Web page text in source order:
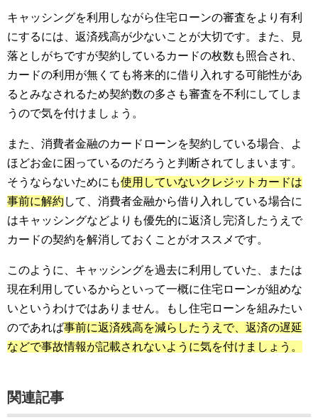
キャッシングを利用しながら住宅ローンの審査をより有利
にするには、返済残高が少ないことが大切です。また、見
落としがちですが契約しているカードの枚数も照合され、
カードの利用が無くても将来的に借り入れする可能性があ
るとみなされるため契約数の多さも審査を不利にしてしま
うので気を付けましょう。
また、消費者金融のカードローンを契約している場合、よ
ほどお金に困っているのだろうと判断されてしまいます。
そうならないためにも使用していないクレジットカードは
事前に解約 して、消費者金融から借り入れしている場合に
はキャッシングなどよりも優先的に返済し完済したうえで
カードの契約を解消しておくことがオススメです。
このように、キャッシングを過去に利用していた、または
現在利用しているからといって一概に住宅ローンが組めな
いというわけではありません。もし住宅ローンを組みたい
のであれば事前に返済残高を減らしたうえで、返済の遅延
などで事故情報が記載されないように気を付けましょう。
関連記事